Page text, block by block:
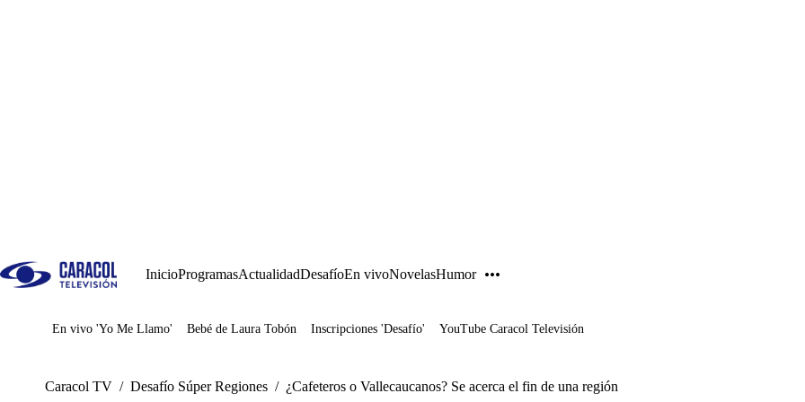
InicioProgramasActualidadDesafíoEn vivoNovelasHumor
Juegos
En vivo 'Yo Me Llamo' Bebé de Laura Tobón Inscripciones 'Desafío' YouTube Caracol Televisión
Caracol TV / Desafío Súper Regiones / ¿Cafeteros o Vallecaucanos? Se acerca el fin de una región